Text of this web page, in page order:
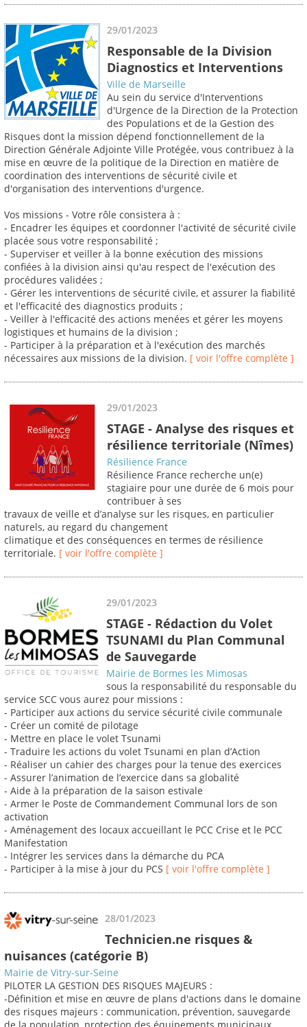
29/01/2023
Responsable de la Division
Diagnostics et Interventions
Ville de Marseille
Au sein du service d'Interventions
d'Urgence de la Direction de la Protection
des Populations et de la Gestion des
Risques dont la mission dépend fonctionnellement de la
Direction Générale Adjointe Ville Protégée, vous contribuez à la
mise en œuvre de la politique de la Direction en matière de
coordination des interventions de sécurité civile et
d'organisation des interventions d'urgence.
Vos missions - Votre rôle consistera à :
- Encadrer les équipes et coordonner l'activité de sécurité civile
placée sous votre responsabilité ;
- Superviser et veiller à la bonne exécution des missions
confiées à la division ainsi qu'au respect de l'exécution des
procédures validées ;
- Gérer les interventions de sécurité civile, et assurer la fiabilité
et l'efficacité des diagnostics produits ;
- Veiller à l'efficacité des actions menées et gérer les moyens
logistiques et humains de la division ;
- Participer à la préparation et à l'exécution des marchés
nécessaires aux missions de la division. [ voir l'offre complète ]
29/01/2023
STAGE - Analyse des risques et
résilience territoriale (Nîmes)
Résilience France
Résilience France recherche un(e)
stagiaire pour une durée de 6 mois pour
contribuer à ses
travaux de veille et d’analyse sur les risques, en particulier
naturels, au regard du changement
climatique et des conséquences en termes de résilience
territoriale. [ voir l'offre complète ]
29/01/2023
STAGE - Rédaction du Volet
TSUNAMI du Plan Communal
de Sauvegarde
Mairie de Bormes les Mimosas
sous la responsabilité du responsable du
service SCC vous aurez pour missions :
- Participer aux actions du service sécurité civile communale
- Créer un comité de pilotage
- Mettre en place le volet Tsunami
- Traduire les actions du volet Tsunami en plan d’Action
- Réaliser un cahier des charges pour la tenue des exercices
- Assurer l’animation de l’exercice dans sa globalité
- Aide à la préparation de la saison estivale
- Armer le Poste de Commandement Communal lors de son
activation
- Aménagement des locaux accueillant le PCC Crise et le PCC
Manifestation
- Intégrer les services dans la démarche du PCA
- Participer à la mise à jour du PCS [ voir l'offre complète ]
28/01/2023
Technicien.ne risques &
nuisances (catégorie B)
Mairie de Vitry-sur-Seine
PILOTER LA GESTION DES RISQUES MAJEURS :
-Définition et mise en œuvre de plans d'actions dans le domaine
des risques majeurs : communication, prévention, sauvegarde